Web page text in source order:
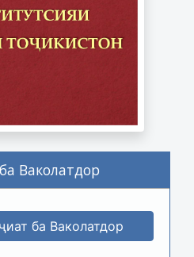
Ваколатдор
ба Ваколатдор